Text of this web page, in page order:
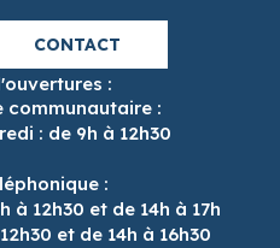
CONTACT
:
communautaire :
: de 9h à 12h30
:
à 12h30 et de 14h à 17h
et de 14h à 16h30